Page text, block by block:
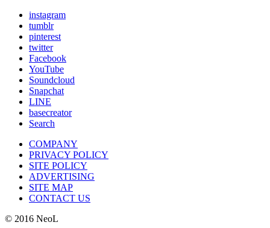
instagram
tumblr
pinterest
twitter
Facebook
YouTube
Soundcloud
Snapchat
LINE
basecreator
Search
COMPANY
PRIVACY POLICY
SITE POLICY
ADVERTISING
SITE MAP
CONTACT US
© 2016 NeoL